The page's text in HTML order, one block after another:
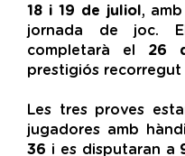
18 i 19 de juliol,
jornada de joc.
completarà el 26
prestigiós recorregut
Les tres proves
jugadores amb
36 i es disputaran a